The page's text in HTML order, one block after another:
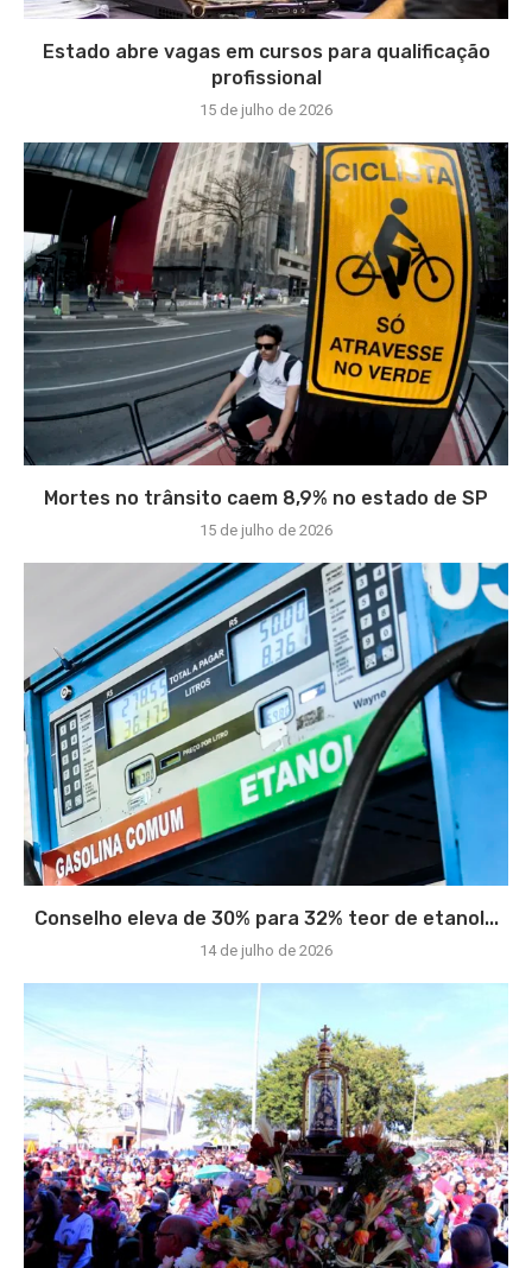
Estado abre vagas em cursos para qualificação
profissional
15 de julho de 2026
Mortes no trânsito caem 8,9% no estado de SP
15 de julho de 2026
Conselho eleva de 30% para 32% teor de etanol...
14 de julho de 2026